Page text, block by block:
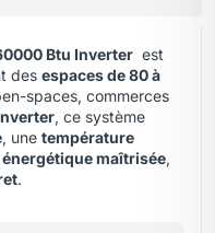
Btu Inverter est
des espaces de 80 à
spaces, commerces
, ce système
, une température
maîtrisée,
.